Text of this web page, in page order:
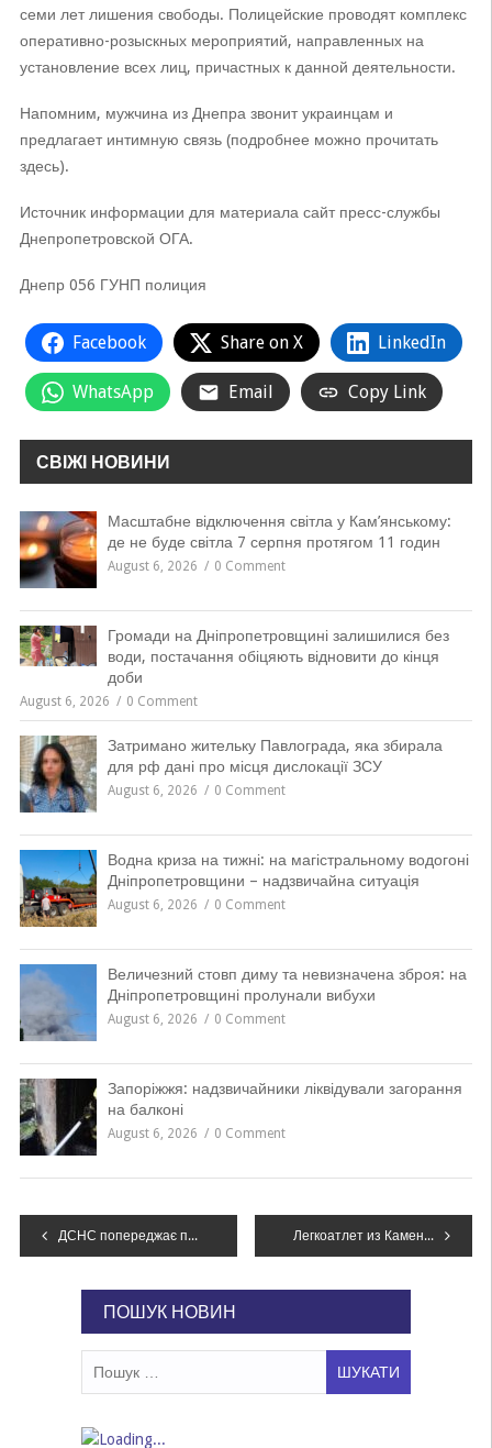
семи лет лишения свободы. Полицейские проводят комплекс
оперативно-розыскных мероприятий, направленных на
установление всех лиц, причастных к данной деятельности.
Напомним, мужчина из Днепра звонит украинцам и
предлагает интимную связь (подробнее можно прочитать
здесь).
Источник информации для материала сайт пресс-службы
Днепропетровской ОГА.
Днепр 056 ГУНП полиция
Facebook Share on X LinkedIn
WhatsApp Email Copy Link
СВІЖІ НОВИНИ
Масштабне відключення світла у Кам’янському:
де не буде світла 7 серпня протягом 11 годин
August 6, 2026 0 Comment
Громади на Дніпропетровщині залишилися без
води, постачання обіцяють відновити до кінця
доби
August 6, 2026 0 Comment
Затримано жительку Павлограда, яка збирала
для рф дані про місця дислокації ЗСУ
August 6, 2026 0 Comment
Водна криза на тижні: на магістральному водогоні
Дніпропетровщини – надзвичайна ситуація
August 6, 2026 0 Comment
Величезний стовп диму та невизначена зброя: на
Дніпропетровщині пролунали вибухи
August 6, 2026 0 Comment
Запоріжжя: надзвичайники ліквідували загорання
на балконі
August 6, 2026 0 Comment
Навігація
ДСНС попереджає про погіршення погодних умов в Україні Легкоатлет из Каменского стал чемпионом Украины
ПОШУК НОВИН